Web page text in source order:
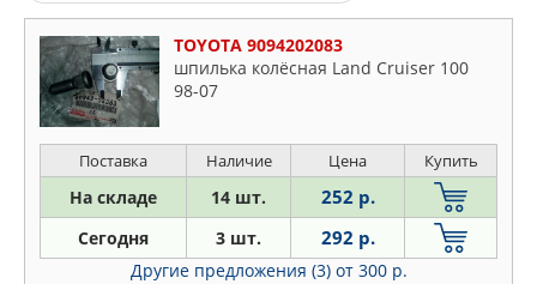
AMIWA
BMW
BSG
CHRYSLER
FEBEST
FEBI
FORD
HONDA
HYUNDAI-KIA
BMW
Chevrolet
Chrysler
Citroen
Dodge
Fiat
Ford
Honda
TOYOTA 9094202083
шпилька колёсная Land Cruiser 100
98-07
Поставка Наличие Цена Купить
На складе 14 шт. 252 р.
Сегодня 3 шт. 292 р.
Другие предложения (3) от 300 р.